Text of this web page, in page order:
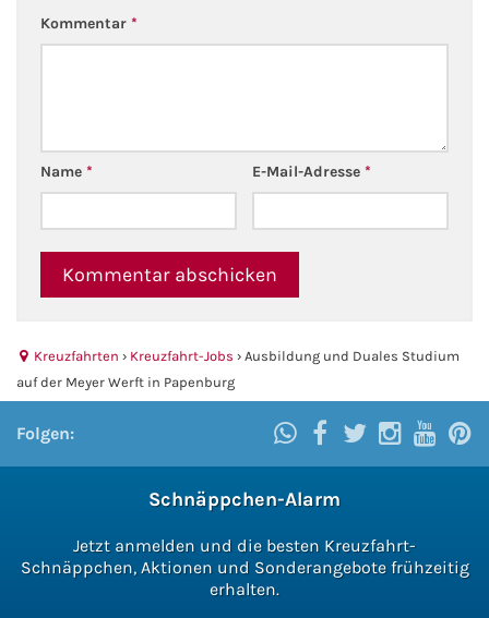
Fähre nach Dänemark
Fähre nach Schweden
Fähre nach England
Fähre nach Lettland
Wissenswertes
Kreuzfahrt-Newsletter
Kreuzfahrt-Kalender
Kommentar *
Name * E-Mail-Adresse *
Kreuzfahrten › Kreuzfahrt-Jobs › Ausbildung und Duales Studium
auf der Meyer Werft in Papenburg
Folgen:
Schnäppchen-Alarm
Jetzt anmelden und die besten Kreuzfahrt-
Schnäppchen, Aktionen und Sonderangebote frühzeitig
erhalten.